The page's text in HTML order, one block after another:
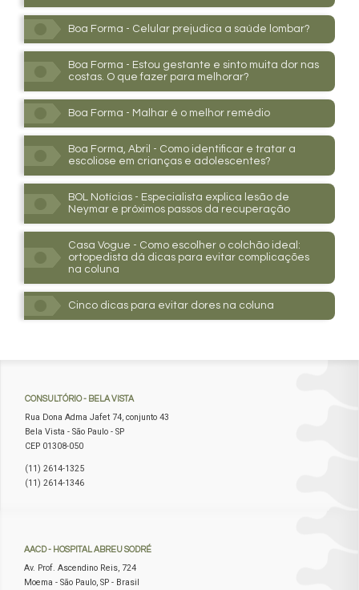
Boa Forma - Celular prejudica a saúde lombar?
Boa Forma - Estou gestante e sinto muita dor nas
costas. O que fazer para melhorar?
Boa Forma - Malhar é o melhor remédio
Boa Forma, Abril - Como identificar e tratar a
escoliose em crianças e adolescentes?
BOL Notícias - Especialista explica lesão de
Neymar e próximos passos da recuperação
Casa Vogue - Como escolher o colchão ideal:
ortopedista dá dicas para evitar complicações
na coluna
Cinco dicas para evitar dores na coluna
CONSULTÓRIO- BELA VISTA
Rua Dona Adma Jafet 74, conjunto 43
Bela Vista - São Paulo - SP
CEP 01308-050
(11) 2614-1325
(11) 2614-1346
AACD- HOSPITAL ABREU SODRÉ
Av. Prof. Ascendino Reis, 724
Moema - São Paulo, SP - Brasil